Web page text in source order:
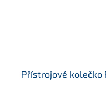
Přístrojové kolečko